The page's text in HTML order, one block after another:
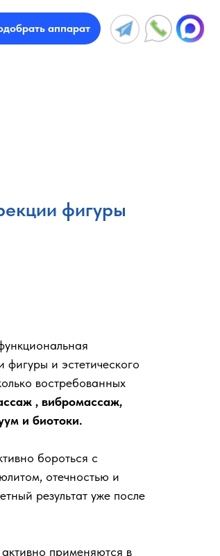
аппарат
фигуры
и эстетического
востребованных
, вибромассаж,
и биотоки.
бороться с
отечностью и
результат уже после
активно применяются в